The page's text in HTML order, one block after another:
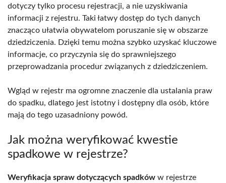
dotyczy tylko procesu rejestracji, a nie uzyskiwania
informacji z rejestru. Taki łatwy dostęp do tych danych
znacząco ułatwia obywatelom poruszanie się w obszarze
dziedziczenia. Dzięki temu można szybko uzyskać kluczowe
informacje, co przyczynia się do sprawniejszego
przeprowadzania procedur związanych z dziedziczeniem.
Wgląd w rejestr ma ogromne znaczenie dla ustalania praw
do spadku, dlatego jest istotny i dostępny dla osób, które
mają do tego uzasadniony powód.
Jak można weryfikować kwestie
spadkowe w rejestrze?
Weryfikacja spraw dotyczących spadków w rejestrze